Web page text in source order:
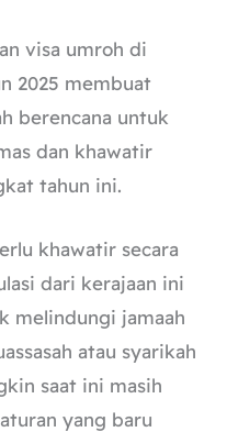
visa umroh di
2025 membuat
berencana untuk
dan khawatir
tahun ini.
khawatir secara
dari kerajaan ini
melindungi jamaah
atau syarikah
saat ini masih
yang baru